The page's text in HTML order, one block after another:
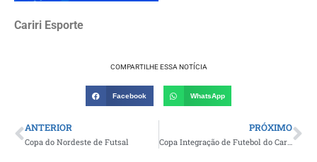
Cariri Esporte
COMPARTILHE ESSA NOTÍCIA
Facebook WhatsApp
ANTERIOR
Copa do Nordeste de Futsal
PRÓXIMO
Copa Integração de Futebol do Cariri retorna neste final de semana com os jogos da 3ª rodada; CONFIRA OS JOGOS